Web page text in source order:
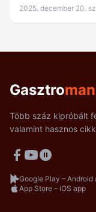
2025. december 20.
Gasztro
Több száz kipróbált
valamint hasznos
Google Play – Android
App Store – iOS app